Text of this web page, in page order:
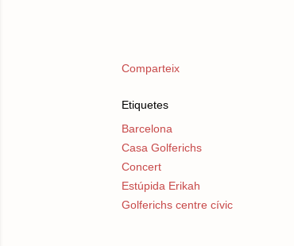
Comparteix
Etiquetes
Barcelona
Casa Golferichs
Concert
Estúpida Erikah
Golferichs centre cívic